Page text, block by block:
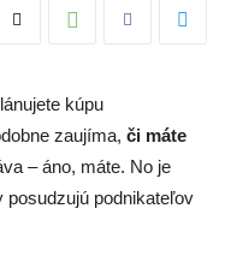
kúpu
zaujíma, či máte
– áno, máte. No je
posudzujú podnikateľov